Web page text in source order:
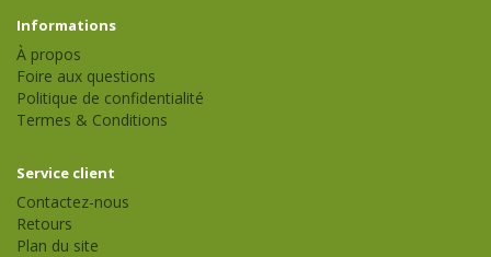
Informations
À propos
Foire aux questions
Politique de confidentialité
Termes & Conditions
Service client
Contactez-nous
Retours
Plan du site